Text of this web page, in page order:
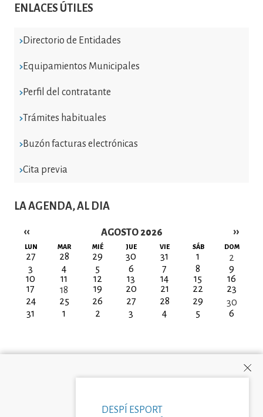
ENLACES ÚTILES
Directorio de Entidades
Equipamientos Municipales
Perfil del contratante
Trámites habituales
Buzón facturas electrónicas
Cita previa
LA AGENDA, AL DIA
AGOSTO 2026
Paginación
‹‹ ››
LUN MAR MIÉ JUE VIE SÁB DOM
27 28 29 30 31 1
2
3
4 5 6 7 8
9
10
11 12 13 14 15
16
17
18 19 20 21 22
23
24
25 26 27 28 29
30
31
1 2 3 4 5 6
DESPÍ ESPORT